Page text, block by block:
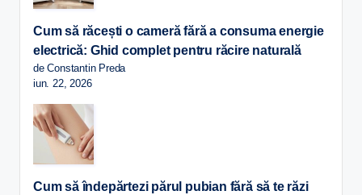
Cum să răcești o cameră fără a consuma energie
electrică: Ghid complet pentru răcire naturală
de Constantin Preda
iun. 22, 2026
Cum să îndepărtezi părul pubian fără să te răzi